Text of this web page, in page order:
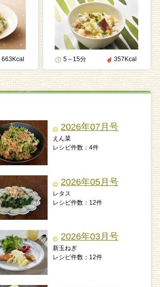
663Kcal 5～15分 357Kcal
2026年07月号
えん菜
レシピ件数：4件
2026年05月号
レタス
レシピ件数：12件
2026年03月号
新玉ねぎ
レシピ件数：12件